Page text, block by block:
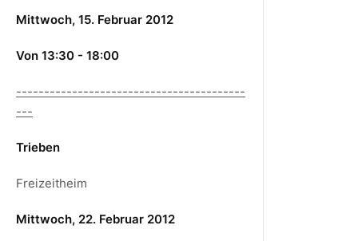
Mittwoch, 15. Februar 2012
Von 13:30 - 18:00
-----------------------------------------
---
Trieben
Freizeitheim
Mittwoch, 22. Februar 2012